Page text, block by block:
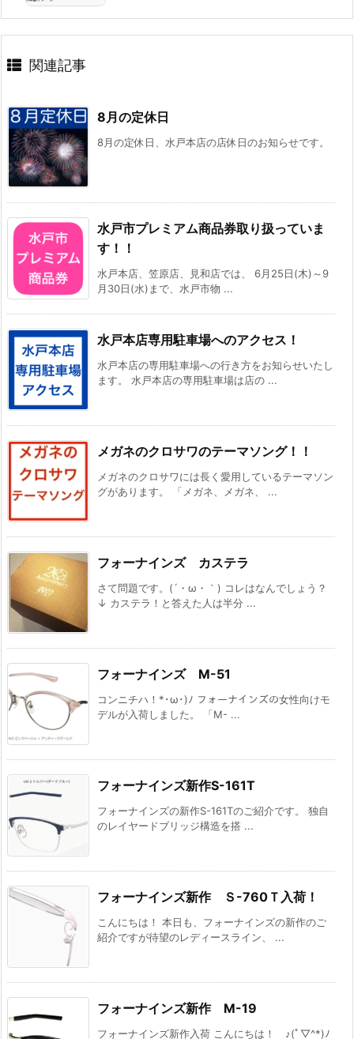
関連記事
8月の定休日
8月の定休日、水戸本店の店休日のお知らせです。
水戸市プレミアム商品券取り扱っていま
す！！
水戸本店、笠原店、見和店では、 6月25日(木)～9
月30日(水)まで、水戸市物 ...
水戸本店専用駐車場へのアクセス！
水戸本店の専用駐車場への行き方をお知らせいたし
ます。 水戸本店の専用駐車場は店の ...
メガネのクロサワのテーマソング！！
メガネのクロサワには長く愛用しているテーマソン
グがあります。 「メガネ、メガネ、 ...
フォーナインズ カステラ
さて問題です。(´・ω・｀) コレはなんでしょう？
↓ カステラ！と答えた人は半分 ...
フォーナインズ M-51
コンニチハ！*･ω･)ﾉ フォーナインズの女性向けモ
デルが入荷しました。 「M- ...
フォーナインズ新作S-161T
フォーナインズの新作S-161Tのご紹介です。 独自
のレイヤードブリッジ構造を搭 ...
フォーナインズ新作 Ｓ-760Ｔ入荷！
こんにちは！ 本日も、フォーナインズの新作のご
紹介ですが待望のレディースライン、 ...
フォーナインズ新作 M-19
フォーナインズ新作入荷 こんにちは！ ♪(ﾟ▽^*)ﾉ